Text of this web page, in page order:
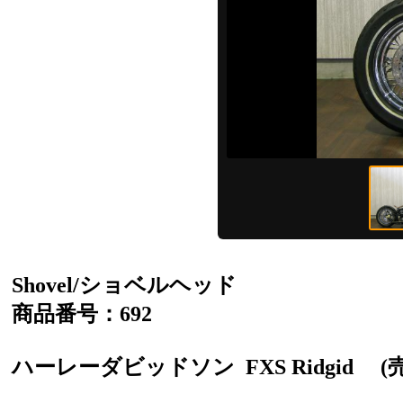
Shovel/ショベルヘッド
商品番号：692
ハーレーダビッドソン FXS Ridgid (